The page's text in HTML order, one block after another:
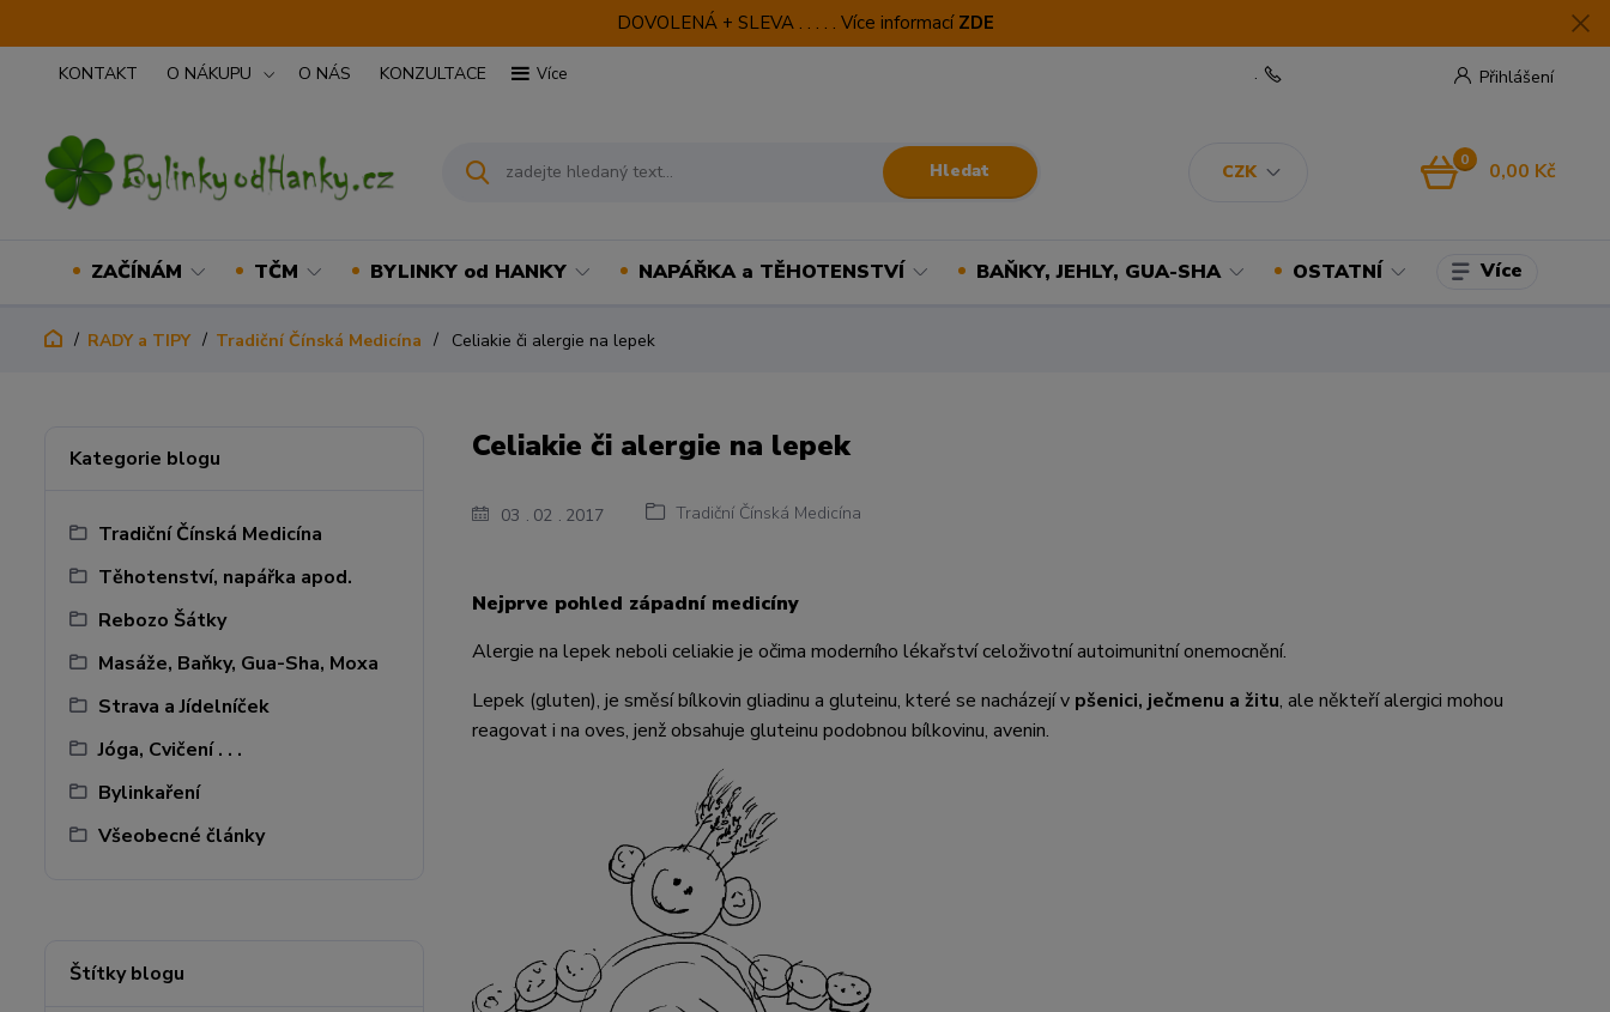
DOVOLENÁ + SLEVA . . . . . Více informací ZDE
KONTAKT O NÁKUPU O NÁS KONZULTACE Více
CZK
Přihlášení
Hledat
.
0 0,00 Kč
ZAČÍNÁM TČM BYLINKY od HANKY NAPÁŘKA a TĚHOTENSTVÍ BAŇKY, JEHLY, GUA-SHA OSTATNÍ Více
RADY a TIPY Tradiční Čínská Medicína Celiakie či alergie na lepek
Kategorie blogu
Tradiční Čínská Medicína
Těhotenství, napářka apod.
Rebozo Šátky
Masáže, Baňky, Gua-Sha, Moxa
Strava a Jídelníček
Jóga, Cvičení . . .
Bylinkaření
Všeobecné články
Štítky blogu
03 02 2017 Tradiční Čínská Medicína
Celiakie či alergie na lepek
Nejprve pohled západní medicíny
Alergie na lepek neboli celiakie je očima moderního lékařství celoživotní autoimunitní onemocnění.
Lepek (gluten), je směsí bílkovin gliadinu a gluteinu, které se nacházejí v pšenici, ječmenu a žitu, ale někteří alergici mohou
reagovat i na oves, jenž obsahuje gluteinu podobnou bílkovinu, avenin.